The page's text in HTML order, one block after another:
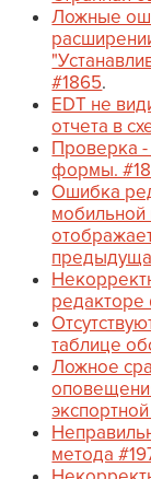
Ложные
#1865.
EDT не
отчета в
Проверка -
формы.
Ошибка
мобильной
таблице
Ложное
метода